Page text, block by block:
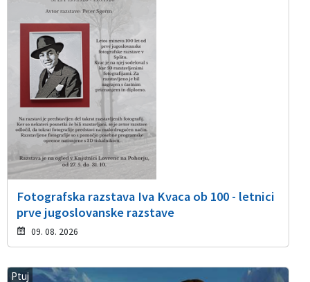
Fotografska razstava Iva Kvaca ob 100 - letnici
prve jugoslovanske razstave
09. 08. 2026
Ptuj